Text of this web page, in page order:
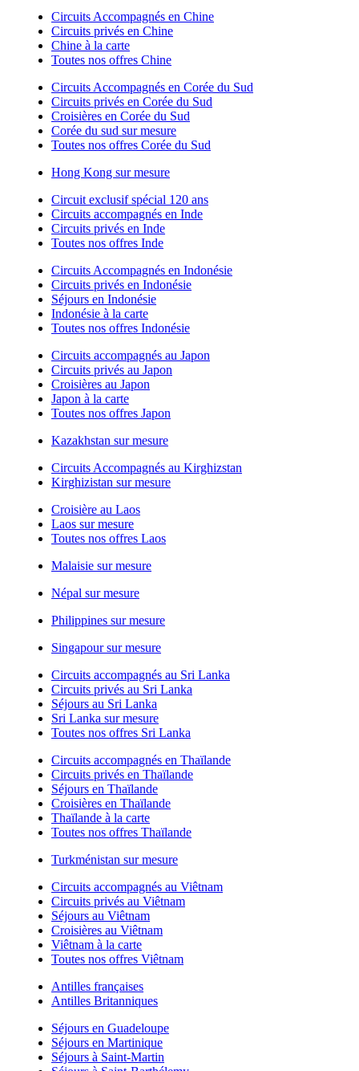
Circuits Accompagnés en Chine
Circuits privés en Chine
Chine à la carte
Toutes nos offres Chine
Circuits Accompagnés en Corée du Sud
Circuits privés en Corée du Sud
Croisières en Corée du Sud
Corée du sud sur mesure
Toutes nos offres Corée du Sud
Hong Kong sur mesure
Circuit exclusif spécial 120 ans
Circuits accompagnés en Inde
Circuits privés en Inde
Toutes nos offres Inde
Circuits Accompagnés en Indonésie
Circuits privés en Indonésie
Séjours en Indonésie
Indonésie à la carte
Toutes nos offres Indonésie
Circuits accompagnés au Japon
Circuits privés au Japon
Croisières au Japon
Japon à la carte
Toutes nos offres Japon
Kazakhstan sur mesure
Circuits Accompagnés au Kirghizstan
Kirghizistan sur mesure
Croisière au Laos
Laos sur mesure
Toutes nos offres Laos
Malaisie sur mesure
Népal sur mesure
Philippines sur mesure
Singapour sur mesure
Circuits accompagnés au Sri Lanka
Circuits privés au Sri Lanka
Séjours au Sri Lanka
Sri Lanka sur mesure
Toutes nos offres Sri Lanka
Circuits accompagnés en Thaïlande
Circuits privés en Thaïlande
Séjours en Thaïlande
Croisières en Thaïlande
Thaïlande à la carte
Toutes nos offres Thaïlande
Turkménistan sur mesure
Circuits accompagnés au Viêtnam
Circuits privés au Viêtnam
Séjours au Viêtnam
Croisières au Viêtnam
Viêtnam à la carte
Toutes nos offres Viêtnam
Antilles françaises
Antilles Britanniques
Séjours en Guadeloupe
Séjours en Martinique
Séjours à Saint-Martin